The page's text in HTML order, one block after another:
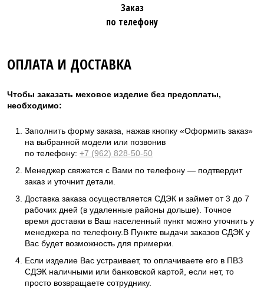
Заказ
по телефону
ОПЛАТА И ДОСТАВКА
Чтобы заказать меховое изделие без предоплаты,
необходимо:
Заполнить форму заказа, нажав кнопку «Оформить заказ»
на выбранной модели или позвонив
по телефону: +7 (962) 828-50-50
Менеджер свяжется с Вами по телефону — подтвердит
заказ и уточнит детали.
Доставка заказа осуществляется СДЭК и займет от 3 до 7
рабочих дней (в удаленные районы дольше). Точное
время доставки в Ваш населенный пункт можно уточнить у
менеджера по телефону.В Пункте выдачи заказов СДЭК у
Вас будет возможность для примерки.
Если изделие Вас устраивает, то оплачиваете его в ПВЗ
СДЭК наличными или банковской картой, если нет, то
просто возвращаете сотруднику.